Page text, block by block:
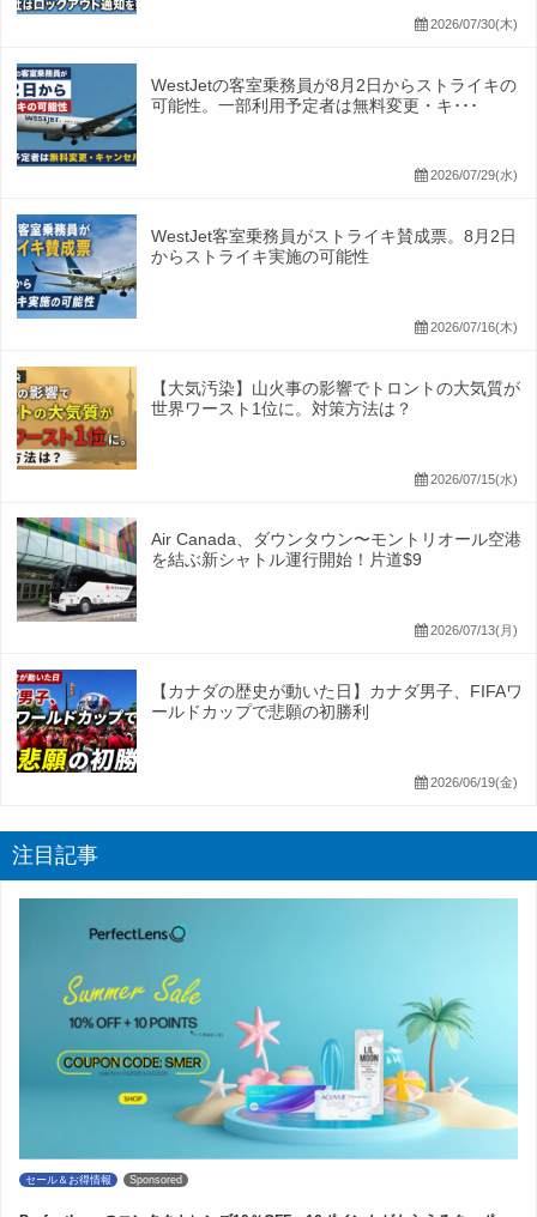
2026/07/30(木)
WestJetの客室乗務員が8月2日からストライキの
可能性。一部利用予定者は無料変更・キ･･･
2026/07/29(水)
WestJet客室乗務員がストライキ賛成票。8月2日
からストライキ実施の可能性
2026/07/16(木)
【大気汚染】山火事の影響でトロントの大気質が
世界ワースト1位に。対策方法は？
2026/07/15(水)
Air Canada、ダウンタウン〜モントリオール空港
を結ぶ新シャトル運行開始！片道$9
2026/07/13(月)
【カナダの歴史が動いた日】カナダ男子、FIFAワ
ールドカップで悲願の初勝利
2026/06/19(金)
注目記事
セール＆お得情報 Sponsored